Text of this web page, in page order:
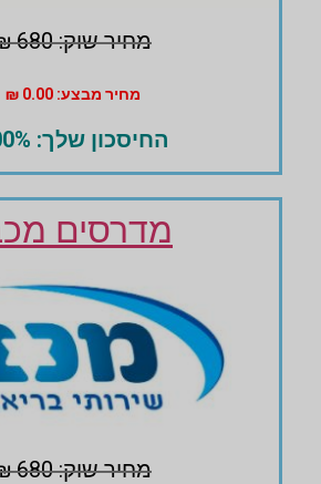
מחיר שוק: 680 ₪
מחיר מבצע: 0.00 ₪
החיסכון שלך: 100%
מדרסים
מחיר שוק: 680 ₪